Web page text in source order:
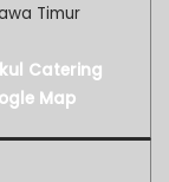
Timur
Catering
Map